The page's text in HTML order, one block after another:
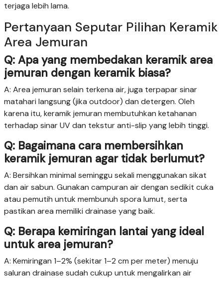
terjaga lebih lama.
Pertanyaan Seputar Pilihan Keramik
Area Jemuran
Q: Apa yang membedakan keramik area
jemuran dengan keramik biasa?
A: Area jemuran selain terkena air, juga terpapar sinar
matahari langsung (jika outdoor) dan detergen. Oleh
karena itu, keramik jemuran membutuhkan ketahanan
terhadap sinar UV dan tekstur anti-slip yang lebih tinggi.
Q: Bagaimana cara membersihkan
keramik jemuran agar tidak berlumut?
A: Bersihkan minimal seminggu sekali menggunakan sikat
dan air sabun. Gunakan campuran air dengan sedikit cuka
atau pemutih untuk membunuh spora lumut, serta
pastikan area memiliki drainase yang baik.
Q: Berapa kemiringan lantai yang ideal
untuk area jemuran?
A: Kemiringan 1–2% (sekitar 1–2 cm per meter) menuju
saluran drainase sudah cukup untuk mengalirkan air